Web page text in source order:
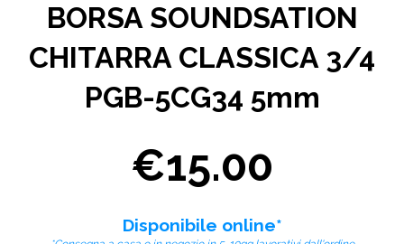
BORSA SOUNDSATION
CHITARRA CLASSICA 3/4
PGB-5CG34 5mm
€15.00
Disponibile online*